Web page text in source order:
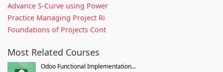
Advance S-Curve using Power
Practice Managing Project Ri
Foundations of Projects Cont
Most Related Courses
Odoo Functional Implementation...